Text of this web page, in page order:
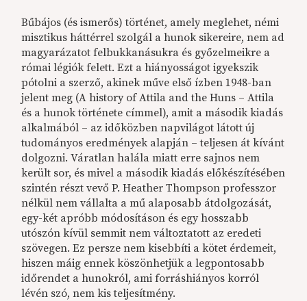
Bűbájos (és ismerős) történet, amely meglehet, némi
misztikus háttérrel szolgál a hunok sikereire, nem ad
magyarázatot felbukkanásukra és győzelmeikre a
római légiók felett. Ezt a hiányosságot igyekszik
pótolni a szerző, akinek műve első ízben 1948-ban
jelent meg (A history of Attila and the Huns – Attila
és a hunok története címmel), amit a második kiadás
alkalmából – az időközben napvilágot látott új
tudományos eredmények alapján – teljesen át kívánt
dolgozni. Váratlan halála miatt erre sajnos nem
került sor, és mivel a második kiadás előkészítésében
szintén részt vevő P. Heather Thompson professzor
nélkül nem vállalta a mű alaposabb átdolgozását,
egy-két apróbb módosításon és egy hosszabb
utószón kívül semmit nem változtatott az eredeti
szövegen. Ez persze nem kisebbíti a kötet érdemeit,
hiszen máig ennek köszönhetjük a legpontosabb
időrendet a hunokról, ami forráshiányos korról
lévén szó, nem kis teljesítmény.